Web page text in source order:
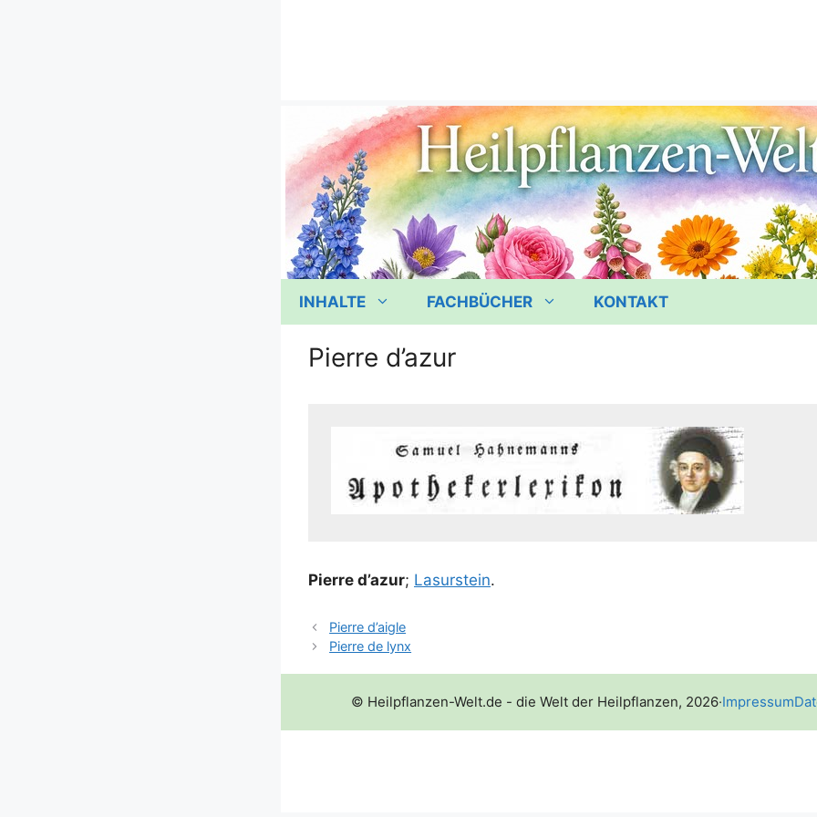
INHALTE FACHBÜCHER KONTAKT
Pierre d’azur
Pierre d’a­zur; Lasur­stein.
Pierre d’aigle
Pierre de lynx
© Heilpflanzen-Welt.de - die Welt der Heilpflanzen, 2026·Impressum